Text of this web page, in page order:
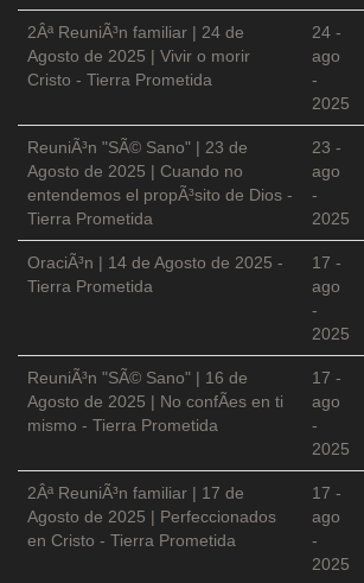
2Âª ReuniÃ³n familiar | 24 de
Agosto de 2025 | Vivir o morir
Cristo - Tierra Prometida
24 -
ago
-
2025
ReuniÃ³n "SÃ© Sano" | 23 de
Agosto de 2025 | Cuando no
entendemos el propÃ³sito de Dios -
Tierra Prometida
23 -
ago
-
2025
OraciÃ³n | 14 de Agosto de 2025 -
Tierra Prometida
17 -
ago
-
2025
ReuniÃ³n "SÃ© Sano" | 16 de
Agosto de 2025 | No confÃ­es en ti
mismo - Tierra Prometida
17 -
ago
-
2025
2Âª ReuniÃ³n familiar | 17 de
Agosto de 2025 | Perfeccionados
en Cristo - Tierra Prometida
17 -
ago
-
2025